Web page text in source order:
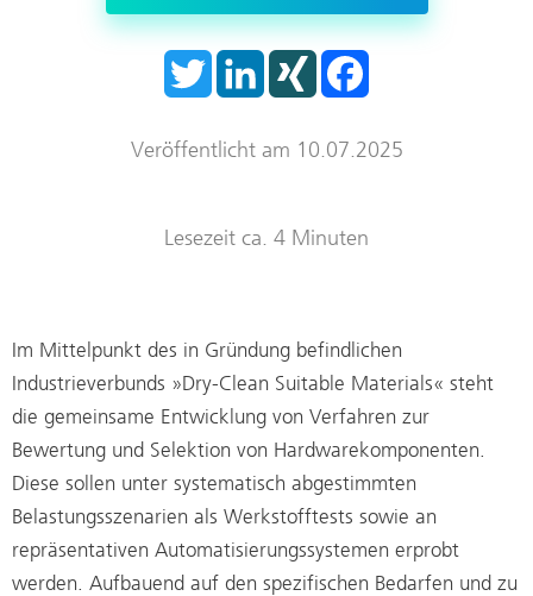
T
e
L
n
d
X
N
o
Veröffentlicht am 10.07.2025
Lesezeit ca. 4 Minuten
Im Mittelpunkt des in Gründung befindlichen
Industrieverbunds »Dry-Clean Suitable Materials« steht
die gemeinsame Entwicklung von Verfahren zur
Bewertung und Selektion von Hardwarekomponenten.
Diese sollen unter systematisch abgestimmten
Belastungsszenarien als Werkstofftests sowie an
repräsentativen Automatisierungssystemen erprobt
werden. Aufbauend auf den spezifischen Bedarfen und zu